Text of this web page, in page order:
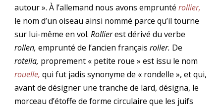
autour ». À l’allemand nous avons empruntérollier,
le nom d’un oiseau ainsi nommé parce qu’il tourne
sur lui-même en vol.Rollierest dérivé du verbe
rollen, emprunté de l’ancien françaisroller. De
rotella, proprement « petite roue » est issu le nom
rouelle, qui fut jadis synonyme de « rondelle », et qui,
avant de désigner une tranche de lard, désigna, le
morceau d’étoffe de forme circulaire que les juifs